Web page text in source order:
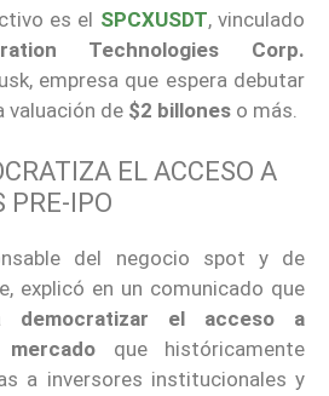
es el SPCXUSDT, vinculado
Technologies Corp.
empresa que espera debutar
valuación de $2 billones o más.
EL ACCESO A
PRE-IPO
del negocio spot y de
explicó en un comunicado que
democratizar el acceso a
que históricamente
a inversores institucionales y